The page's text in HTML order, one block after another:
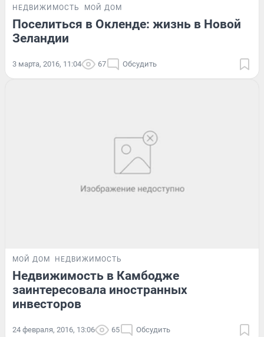
НЕДВИЖИМОСТЬ МОЙ ДОМ
Поселиться в Окленде: жизнь в Новой
Зеландии
3 марта, 2016, 11:04 67 Обсудить
МОЙ ДОМ НЕДВИЖИМОСТЬ
Недвижимость в Камбодже
заинтересовала иностранных
инвесторов
24 февраля, 2016, 13:06 65 Обсудить